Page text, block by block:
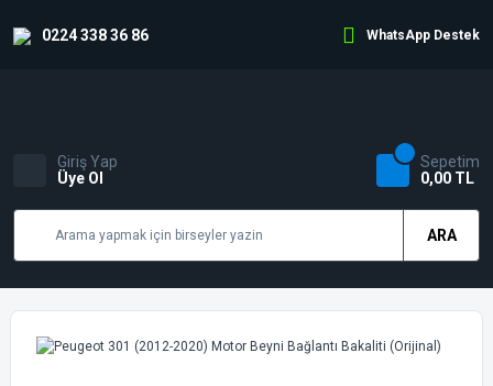
0224 338 36 86 WhatsApp Destek
ARA
Giriş Yap
Üye Ol
Sepetim
0,00 TL